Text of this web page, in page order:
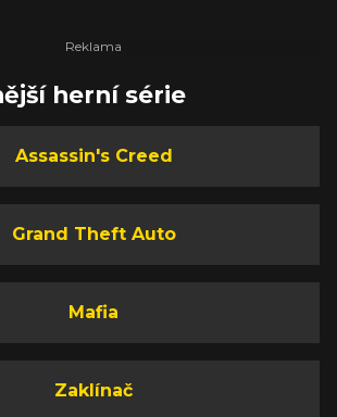
herní série
Assassin's Creed
Grand Theft Auto
Mafia
Zaklínač